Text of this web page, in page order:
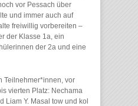
vor Pessach über
und immer auch auf
freiwillig vorbereiten –
der Klasse 1a, ein
der 2a und eine
Teilnehmer*innen, vor
vierten Platz: Nechama
Liam Y. Masal tow und kol